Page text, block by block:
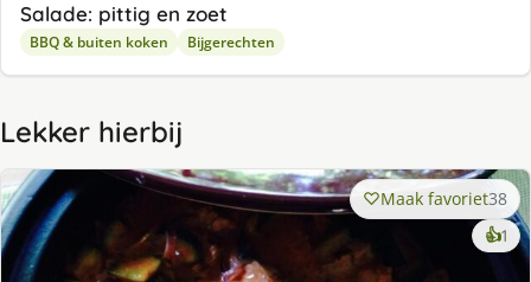
Salade: pittig en zoet
BBQ & buiten koken Bijgerechten
Lekker hierbij
Maak favoriet38
👍1